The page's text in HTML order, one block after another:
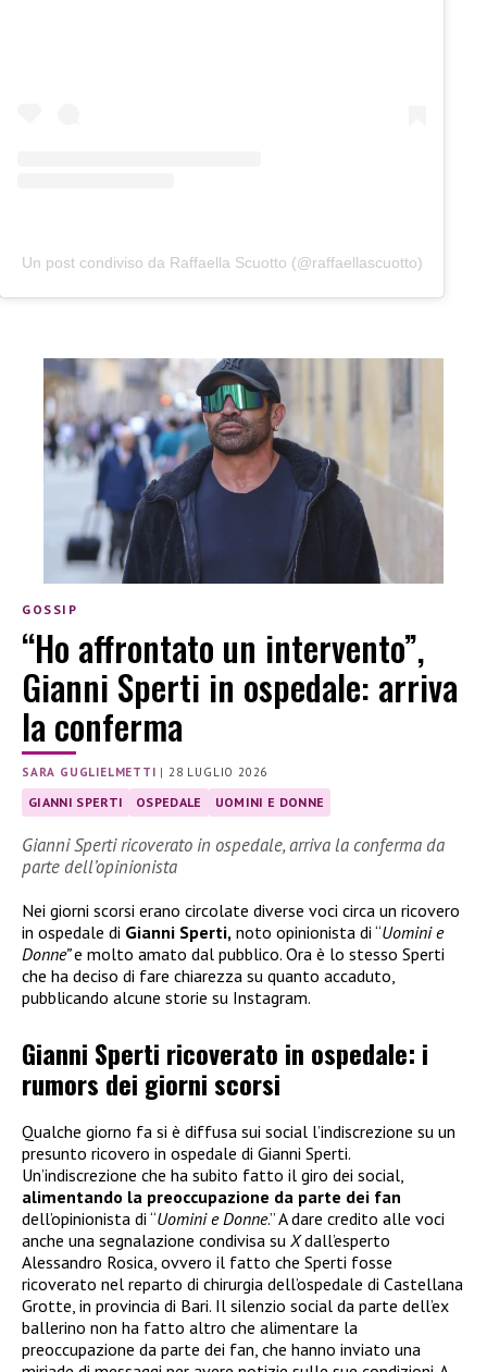
Un post condiviso da Raffaella Scuotto (@raffaellascuotto)
GOSSIP
“Ho affrontato un intervento”,
Gianni Sperti in ospedale: arriva
la conferma
SARA GUGLIELMETTI | 28 LUGLIO 2026
GIANNI SPERTI OSPEDALE UOMINI E DONNE
Gianni Sperti ricoverato in ospedale, arriva la conferma da
parte dell’opinionista
Nei giorni scorsi erano circolate diverse voci circa un ricovero
in ospedale di Gianni Sperti, noto opinionista di “Uomini e
Donne”e molto amato dal pubblico. Ora è lo stesso Sperti
che ha deciso di fare chiarezza su quanto accaduto,
pubblicando alcune storie su Instagram.
Gianni Sperti ricoverato in ospedale: i
rumors dei giorni scorsi
Qualche giorno fa si è diffusa sui social l’indiscrezione su un
presunto ricovero in ospedale di Gianni Sperti.
Un’indiscrezione che ha subito fatto il giro dei social,
alimentando la preoccupazione da parte dei fan
dell’opinionista di “Uomini e Donne.” A dare credito alle voci
anche una segnalazione condivisa su Xdall’esperto
Alessandro Rosica, ovvero il fatto che Sperti fosse
ricoverato nel reparto di chirurgia dell’ospedale di Castellana
Grotte, in provincia di Bari. Il silenzio social da parte dell’ex
ballerino non ha fatto altro che alimentare la
preoccupazione da parte dei fan, che hanno inviato una